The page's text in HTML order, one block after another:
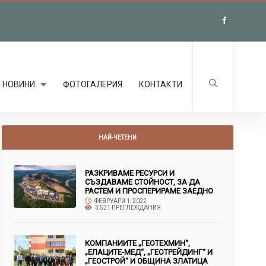
НОВИНИ ФОТОГАЛЕРИЯ КОНТАКТИ
НАЙ-ЧЕТЕНИ
РАЗКРИВАМЕ РЕСУРСИ И
СЪЗДАВАМЕ СТОЙНОСТ, ЗА ДА
РАСТЕМ И ПРОСПЕРИРАМЕ ЗАЕДНО
ФЕВРУАРИ 1, 2022
3 521 ПРЕГЛЕЖДАНИЯ
КОМПАНИИТЕ „ГЕОТЕХМИН“,
„ЕЛАЦИТЕ-МЕД“, „ГЕОТРЕЙДИНГ“ И
„ГЕОСТРОЙ“ И ОБЩИНА ЗЛАТИЦА